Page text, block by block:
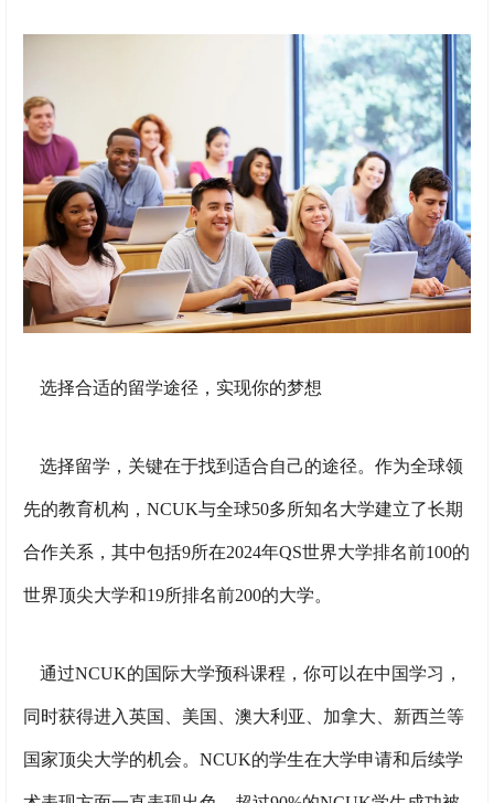
选择合适的留学途径，实现你的梦想
选择留学，关键在于找到适合自己的途径。作为全球领
先的教育机构，NCUK与全球50多所知名大学建立了长期
合作关系，其中包括9所在2024年QS世界大学排名前100的
世界顶尖大学和19所排名前200的大学。
通过NCUK的国际大学预科课程，你可以在中国学习，
同时获得进入英国、美国、澳大利亚、加拿大、新西兰等
国家顶尖大学的机会。NCUK的学生在大学申请和后续学